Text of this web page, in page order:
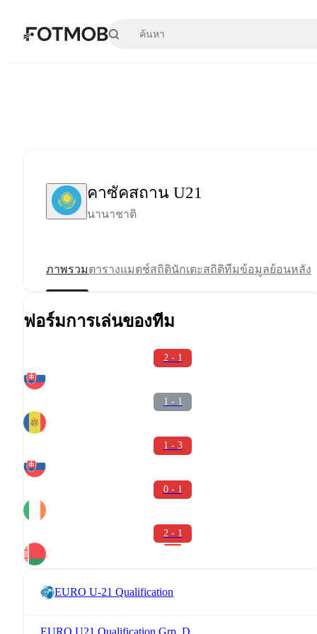
ข้ามไปยังเนื้อหาหลัก
คาซัคสถาน U21
นานาชาติ
ภาพรวมตารางแมตช์สถิตินักเตะสถิติทีมข้อมูลย้อนหลัง
ฟอร์มการเล่นของทีม
2 - 1
1 - 1
1 - 3
0 - 1
2 - 1
EURO U-21 Qualification
EURO U21 Qualification Grp. D